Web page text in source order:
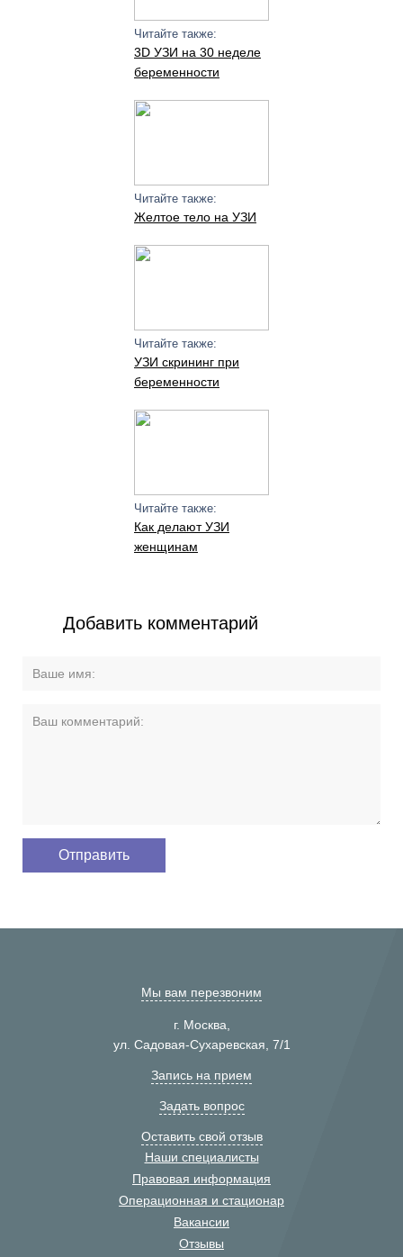
Читайте также:
3D УЗИ на 30 неделе
беременности
Читайте также:
Желтое тело на УЗИ
Читайте также:
УЗИ скрининг при
беременности
Читайте также:
Как делают УЗИ
женщинам
Добавить комментарий
Мы вам перезвоним
г. Москва,
ул. Садовая-Сухаревская, 7/1
Запись на прием
Задать вопрос
Оставить свой отзыв
Наши специалисты
Правовая информация
Операционная и стационар
Вакансии
Отзывы